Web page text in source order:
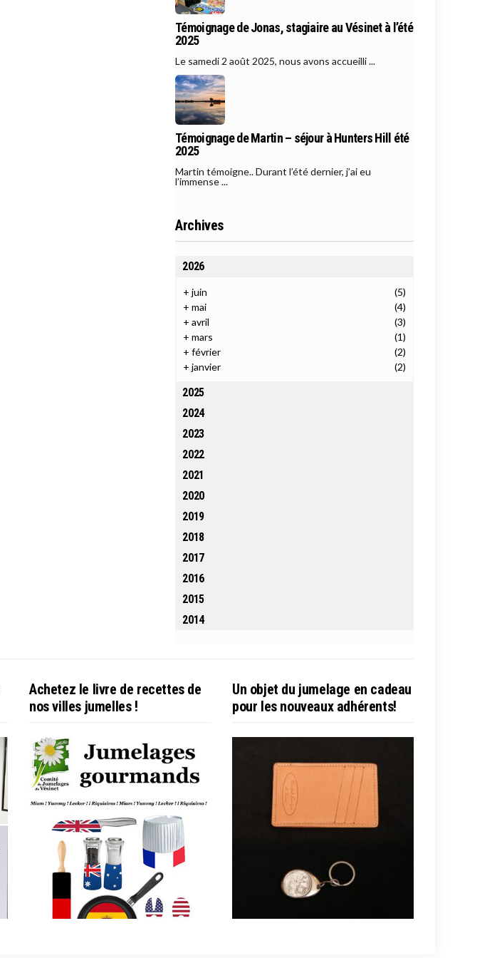
Témoignage de Jonas, stagiaire au Vésinet à l’été
2025
Le samedi 2 août 2025, nous avons accueilli ...
Témoignage de Martin – séjour à Hunters Hill été
2025
Martin témoigne.. Durant l’été dernier, j’ai eu
l’immense ...
Archives
2026
+juin
(5)
+mai
(4)
+avril
(3)
+mars
(1)
+février
(2)
+janvier (2)
2025
2024
2023
2022
2021
2020
2019
2018
2017
2016
2015
2014
Achetez le livre de recettes de
nos villes jumelles !
Un objet du jumelage en cadeau
pour les nouveaux adhérents!